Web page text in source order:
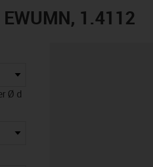
1.4112
Ø d